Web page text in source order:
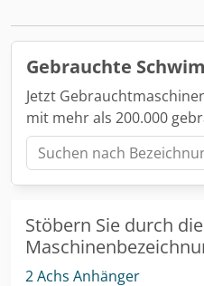
Gebrauchte
Jetzt
mit mehr als 200.000
Stöbern Sie durch
2 Achs Anhänger